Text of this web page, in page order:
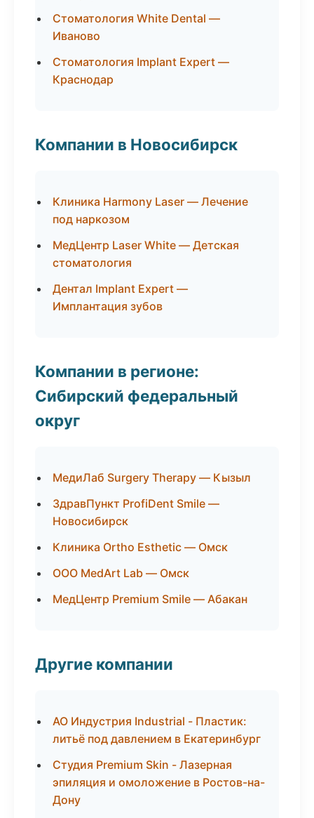
Стоматология White Dental —
Иваново
Стоматология Implant Expert —
Краснодар
Компании в Новосибирск
Клиника Harmony Laser — Лечение
под наркозом
МедЦентр Laser White — Детская
стоматология
Дентал Implant Expert —
Имплантация зубов
Компании в регионе:
Сибирский федеральный
округ
МедиЛаб Surgery Therapy — Кызыл
ЗдравПункт ProfiDent Smile —
Новосибирск
Клиника Ortho Esthetic — Омск
ООО MedArt Lab — Омск
МедЦентр Premium Smile — Абакан
Другие компании
АО Индустрия Industrial - Пластик:
литьё под давлением в Екатеринбург
Студия Premium Skin - Лазерная
эпиляция и омоложение в Ростов-на-
Дону